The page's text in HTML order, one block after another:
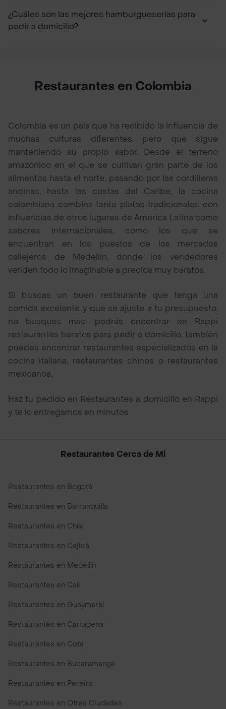
¿Cuáles son las mejores hamburgueserías para
pedir a domicilio?
Restaurantes en Colombia
Colombia es un país que ha recibido la influencia de
muchas culturas diferentes, pero que sigue
manteniendo su propio sabor. Desde el terreno
amazónico en el que se cultivan gran parte de los
alimentos hasta el norte, pasando por las cordilleras
andinas, hasta las costas del Caribe, la cocina
colombiana combina tanto platos tradicionales con
influencias de otros lugares de América Latina como
sabores internacionales, como los que se
encuentran en los puestos de los mercados
callejeros de Medellín, donde los vendedores
venden todo lo imaginable a precios muy baratos.
Si buscas un buen restaurante que tenga una
comida excelente y que se ajuste a tu presupuesto,
no busques más; podrás encontrar en Rappi
restaurantes baratos para pedir a domicilio, también
puedes encontrar restaurantes especializados en la
cocina italiana, restaurantes chinos o restaurantes
mexicanos.
Haz tu pedido en Restaurantes a domicilio en Rappi
y te lo entregamos en minutos
Restaurantes Cerca de Mi
Restaurantes en Bogotá
Restaurantes en Barranquilla
Restaurantes en Chía
Restaurantes en Cajicá
Restaurantes en Medellín
Restaurantes en Cali
Restaurantes en Guaymaral
Restaurantes en Cartagena
Restaurantes en Cota
Restaurantes en Bucaramanga
Restaurantes en Pereira
Restaurantes en Otras Ciudades